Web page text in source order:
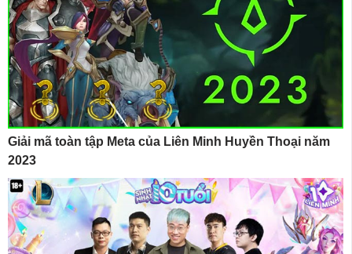
Giải mã toàn tập Meta của Liên Minh Huyền Thoại năm
2023